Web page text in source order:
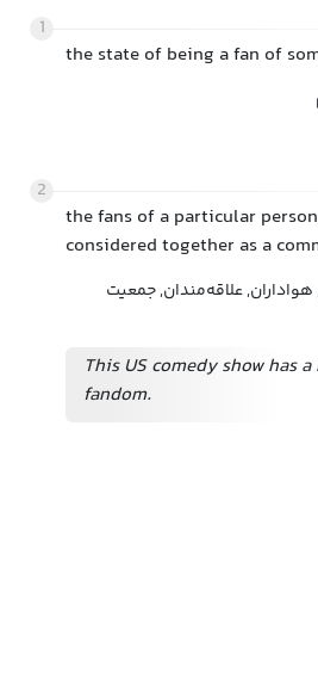
1
the state of being a fan of
2
the fans of a particular
considered together as a
هواداران, علاقه‌مندان, جمعیت
This US comedy show has
fandom.